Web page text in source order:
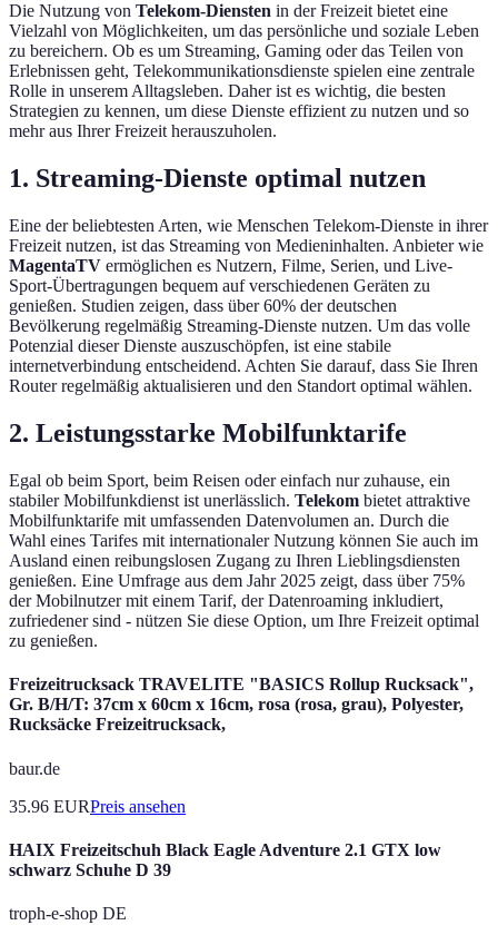
Die Nutzung von Telekom-Diensten in der Freizeit bietet eine
Vielzahl von Möglichkeiten, um das persönliche und soziale Leben
zu bereichern. Ob es um Streaming, Gaming oder das Teilen von
Erlebnissen geht, Telekommunikationsdienste spielen eine zentrale
Rolle in unserem Alltagsleben. Daher ist es wichtig, die besten
Strategien zu kennen, um diese Dienste effizient zu nutzen und so
mehr aus Ihrer Freizeit herauszuholen.
1. Streaming-Dienste optimal nutzen
Eine der beliebtesten Arten, wie Menschen Telekom-Dienste in ihrer
Freizeit nutzen, ist das Streaming von Medieninhalten. Anbieter wie
MagentaTV ermöglichen es Nutzern, Filme, Serien, und Live-
Sport-Übertragungen bequem auf verschiedenen Geräten zu
genießen. Studien zeigen, dass über 60% der deutschen
Bevölkerung regelmäßig Streaming-Dienste nutzen. Um das volle
Potenzial dieser Dienste auszuschöpfen, ist eine stabile
internetverbindung entscheidend. Achten Sie darauf, dass Sie Ihren
Router regelmäßig aktualisieren und den Standort optimal wählen.
2. Leistungsstarke Mobilfunktarife
Egal ob beim Sport, beim Reisen oder einfach nur zuhause, ein
stabiler Mobilfunkdienst ist unerlässlich. Telekom bietet attraktive
Mobilfunktarife mit umfassenden Datenvolumen an. Durch die
Wahl eines Tarifes mit internationaler Nutzung können Sie auch im
Ausland einen reibungslosen Zugang zu Ihren Lieblingsdiensten
genießen. Eine Umfrage aus dem Jahr 2025 zeigt, dass über 75%
der Mobilnutzer mit einem Tarif, der Datenroaming inkludiert,
zufriedener sind - nützen Sie diese Option, um Ihre Freizeit optimal
zu genießen.
Freizeitrucksack TRAVELITE "BASICS Rollup Rucksack",
Gr. B/H/T: 37cm x 60cm x 16cm, rosa (rosa, grau), Polyester,
Rucksäcke Freizeitrucksack,
baur.de
35.96 EURPreis ansehen
HAIX Freizeitschuh Black Eagle Adventure 2.1 GTX low
schwarz Schuhe D 39
troph-e-shop DE